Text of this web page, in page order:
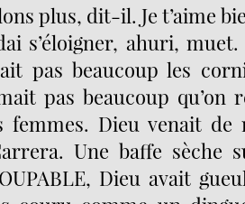
plus, dit-il. Je t’aime
s’éloigner, ahuri,
pas beaucoup les
pas beaucoup qu’on
femmes. Dieu venait
Une baffe sèche
Dieu avait